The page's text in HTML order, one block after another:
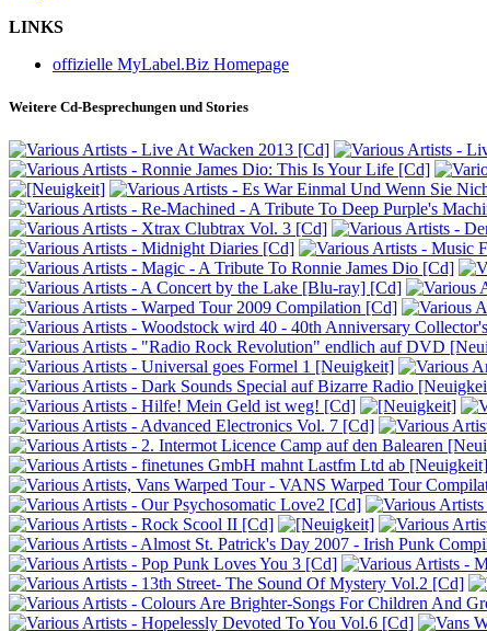
LINKS
offizielle MyLabel.Biz Homepage
Weitere Cd-Besprechungen und Stories